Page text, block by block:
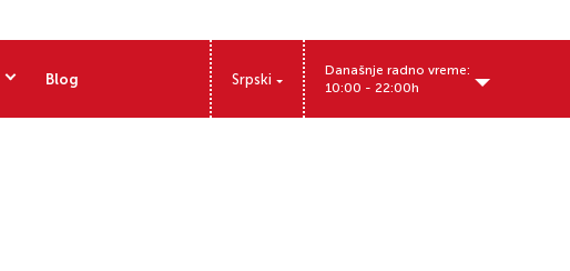
Blog Srpski
Današnje radno vreme:
10:00 - 22:00h